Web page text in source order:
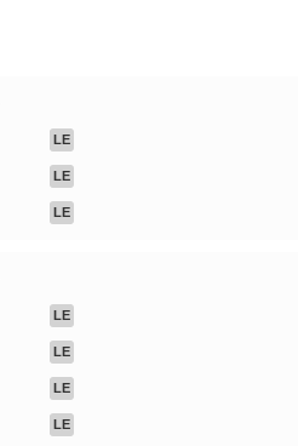
LE
LE
LE
LE
LE
LE
LE